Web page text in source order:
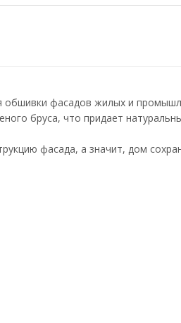
обшивки фасадов жилых и
бруса, что придает
фасада, а значит, дом